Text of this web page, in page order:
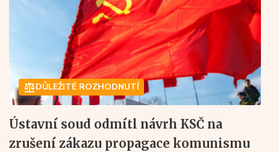
DŮLEŽITÉ ROZHODNUTÍ
Ústavní soud odmítl návrh KSČ na
zrušení zákazu propagace komunismu